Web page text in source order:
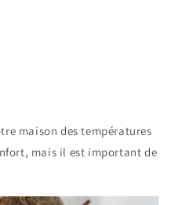
maison des températures
mais il est important de